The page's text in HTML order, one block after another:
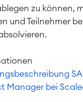
zu können,
und Teilnehmer
Manager bei